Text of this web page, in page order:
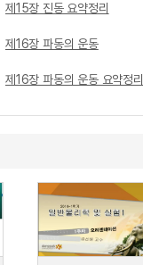
제15장 진동 요약정리
제16장 파동의 운동
제16장 파동의 운동 요약정리